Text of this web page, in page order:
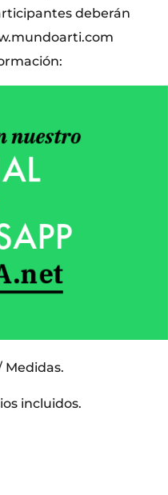
deberán
Medidas.
incluidos.